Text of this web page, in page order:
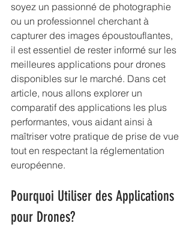
soyez un passionné de photographie
ou un professionnel cherchant à
capturer des images époustouflantes,
il est essentiel de rester informé sur les
meilleures applications pour drones
disponibles sur le marché. Dans cet
article, nous allons explorer un
comparatif des applications les plus
performantes, vous aidant ainsi à
maîtriser votre pratique de prise de vue
tout en respectant la réglementation
européenne.
Pourquoi Utiliser des Applications
pour Drones?